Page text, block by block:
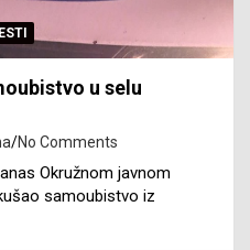
u selu
No Comments
Okružnom javnom
samoubistvo iz